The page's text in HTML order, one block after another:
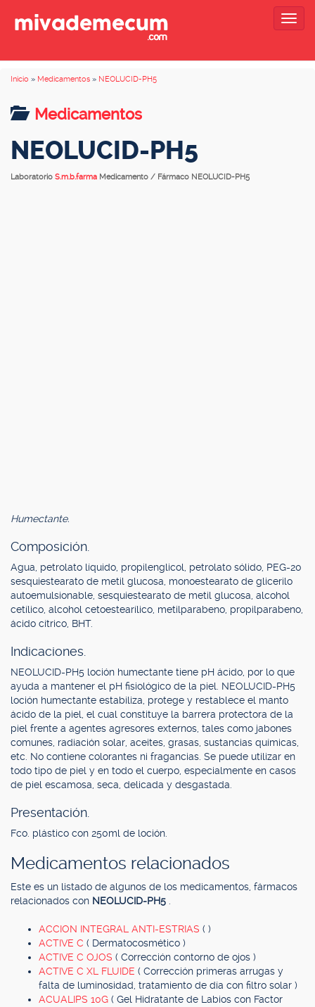
Inicio » Medicamentos » NEOLUCID-PH5
Medicamentos
NEOLUCID-PH5
Laboratorio S.m.b.farma Medicamento / Fármaco NEOLUCID-PH5
Humectante.
Composición.
Agua, petrolato líquido, propilenglicol, petrolato sólido, PEG-20
sesquiestearato de metil glucosa, monoestearato de glicerilo
autoemulsionable, sesquiestearato de metil glucosa, alcohol
cetílico, alcohol cetoestearílico, metilparabeno, propilparabeno,
ácido cítrico, BHT.
Indicaciones.
NEOLUCID-PH5 loción humectante tiene pH ácido, por lo que
ayuda a mantener el pH fisiológico de la piel. NEOLUCID-PH5
loción humectante estabiliza, protege y restablece el manto
ácido de la piel, el cual constituye la barrera protectora de la
piel frente a agentes agresores externos, tales como jabones
comunes, radiación solar, aceites, grasas, sustancias químicas,
etc. No contiene colorantes ni fragancias. Se puede utilizar en
todo tipo de piel y en todo el cuerpo, especialmente en casos
de piel escamosa, seca, delicada y desgastada.
Presentación.
Fco. plástico con 250ml de loción.
Medicamentos relacionados
Este es un listado de algunos de los medicamentos, fármacos
relacionados con NEOLUCID-PH5
ACCION INTEGRAL ANTI-ESTRIAS ( )
ACTIVE C ( Dermatocosmético )
ACTIVE C OJOS ( Corrección contorno de ojos )
ACTIVE C XL FLUIDE ( Corrección primeras arrugas y
falta de luminosidad, tratamiento de día con filtro solar )
ACUALIPS 10G ( Gel Hidratante de Labios con Factor